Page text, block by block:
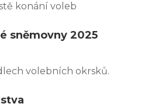
konání voleb
sněmovny 2025
volebních okrsků.